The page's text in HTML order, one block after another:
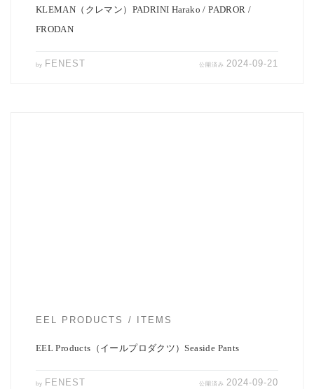
KLEMAN（クレマン）PADRINI Harako / PADROR /
FRODAN
by FENEST 公開済み2024-09-21
EEL PRODUCTS ITEMS
EEL Products（イールプロダクツ）Seaside Pants
by FENEST 公開済み2024-09-20